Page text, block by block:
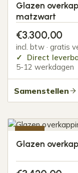
Glazen
matzwart
€3.300,00
incl. btw · gratis
Direct
5-12 werkdagen
Samenstellen
Glazen